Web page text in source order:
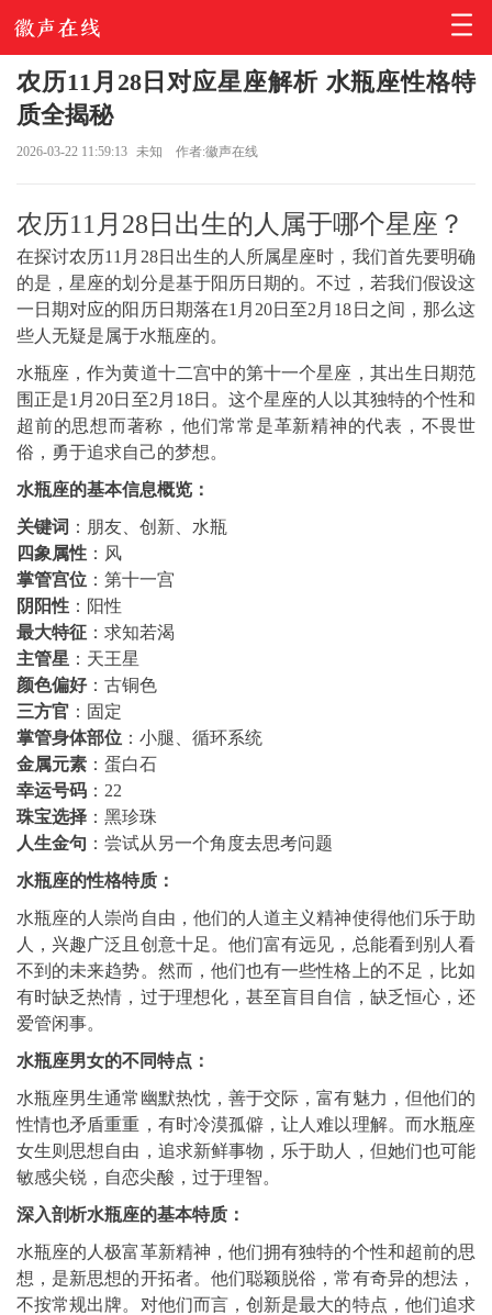
农历11月28日对应星座解析 水瓶座性格特
质全揭秘
2026-03-22 11:59:13 未知 作者:徽声在线
农历11月28日出生的人属于哪个星座？
在探讨农历11月28日出生的人所属星座时，我们首先要明确
的是，星座的划分是基于阳历日期的。不过，若我们假设这
一日期对应的阳历日期落在1月20日至2月18日之间，那么这
些人无疑是属于水瓶座的。
水瓶座，作为黄道十二宫中的第十一个星座，其出生日期范
围正是1月20日至2月18日。这个星座的人以其独特的个性和
超前的思想而著称，他们常常是革新精神的代表，不畏世
俗，勇于追求自己的梦想。
水瓶座的基本信息概览：
关键词 ：朋友、创新、水瓶
四象属性 ：风
掌管宫位 ：第十一宫
阴阳性 ：阳性
最大特征 ：求知若渴
主管星 ：天王星
颜色偏好：古铜色
三方官 ：固定
掌管身体部位 ：小腿、循环系统
金属元素 ：蛋白石
幸运号码 ：22
珠宝选择 ：黑珍珠
人生金句 ：尝试从另一个角度去思考问题
水瓶座的性格特质：
水瓶座的人崇尚自由，他们的人道主义精神使得他们乐于助
人，兴趣广泛且创意十足。他们富有远见，总能看到别人看
不到的未来趋势。然而，他们也有一些性格上的不足，比如
有时缺乏热情，过于理想化，甚至盲目自信，缺乏恒心，还
爱管闲事。
水瓶座男女的不同特点：
水瓶座男生通常幽默热忱，善于交际，富有魅力，但他们的
性情也矛盾重重，有时冷漠孤僻，让人难以理解。而水瓶座
女生则思想自由，追求新鲜事物，乐于助人，但她们也可能
敏感尖锐，自恋尖酸，过于理智。
深入剖析水瓶座的基本特质：
水瓶座的人极富革新精神，他们拥有独特的个性和超前的思
想，是新思想的开拓者。他们聪颖脱俗，常有奇异的想法，
不按常规出牌。对他们而言，创新是最大的特点，他们追求